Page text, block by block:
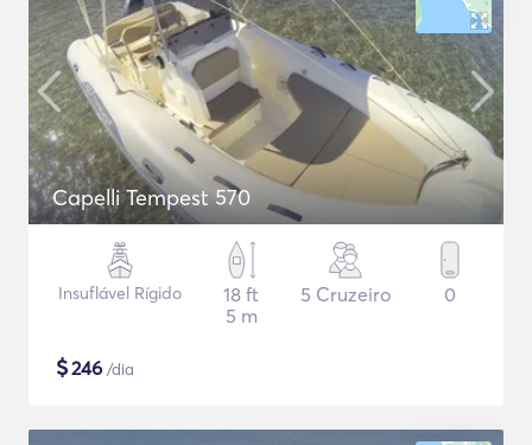
Capelli Tempest 570
Insuflável Rígido
18 ft
5 m
5 Cruzeiro 0
$246 /dia